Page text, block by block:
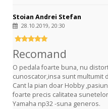
Stoian Andrei Stefan
28.10.2019, 20:30
Recomand
O pedala foarte buna, nu
cunoscator,insa sunt multumit
Cant la pian doar Hobby
foarte precis calitatea
Yamaha np32 -suna generos.